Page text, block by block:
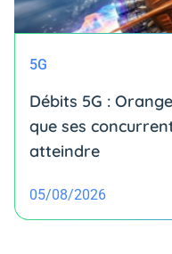
5G
Débits 5G :
que ses
atteindre
05/08/2026